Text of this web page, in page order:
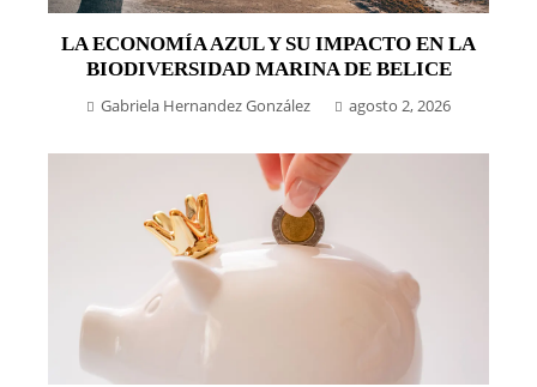
LA ECONOMÍA AZUL Y SU IMPACTO EN LA
BIODIVERSIDAD MARINA DE BELICE
Gabriela Hernandez González agosto 2, 2026